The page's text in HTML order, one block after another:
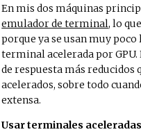
En mis dos máquinas
emulador de terminal, lo
porque ya se usan muy
terminal acelerada por
de respuesta más
acelerados, sobre todo
extensa.
Usar terminales